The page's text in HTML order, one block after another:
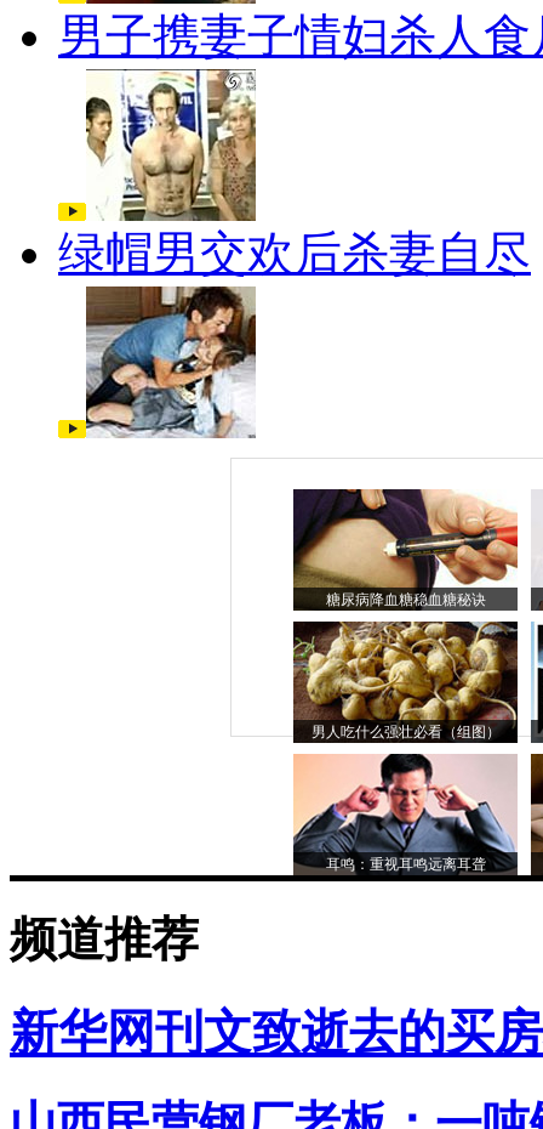
男子携妻子情妇杀人食
绿帽男交欢后杀妻自尽
糖尿病降血糖稳血糖秘诀
男人吃什么强壮必看（组图）
耳鸣：重视耳鸣远离耳聋
频道推荐
新华网刊文致逝去的买